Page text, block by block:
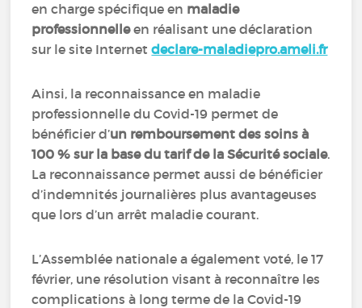
en charge spécifique en maladie
professionnelleen réalisant une déclaration
sur le site Internetdeclare-maladiepro.ameli.fr
Ainsi, la reconnaissance en maladie
professionnelle du Covid-19 permet de
bénéficier d’un remboursement des soins à
100 % sur la base du tarif de la Sécurité sociale.
La reconnaissance permet aussi de bénéficier
d’indemnités journalières plus avantageuses
que lors d’un arrêt maladie courant.
L’Assemblée nationale a également voté, le 17
février, une résolution visant à reconnaître les
complications à long terme de la Covid-19